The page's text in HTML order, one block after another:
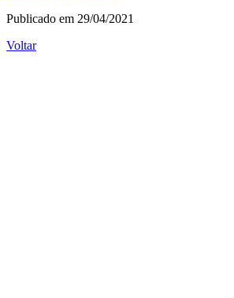
Publicado em 29/04/2021
Voltar